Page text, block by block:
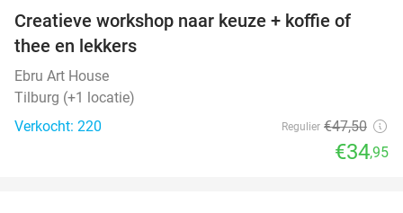
26%
Creatieve workshop naar keuze + koffie of
thee en lekkers
Ebru Art House
Tilburg (+1 locatie)
Verkocht: 220
Regulier €47,50
€34,95